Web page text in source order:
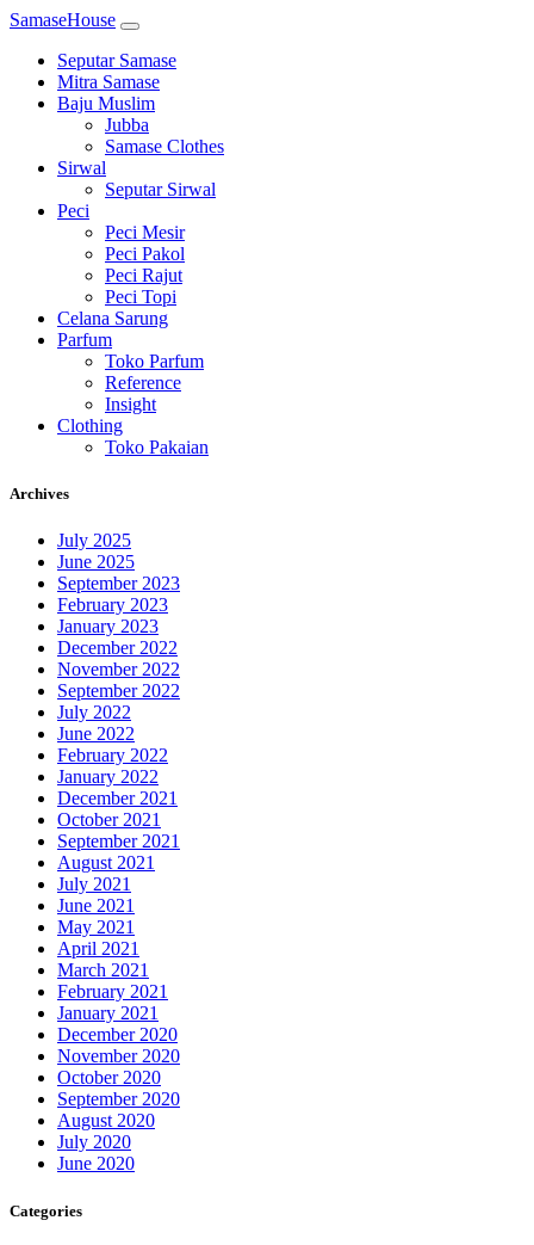
SamaseHouse
Seputar Samase
Mitra Samase
Baju Muslim
Jubba
Samase Clothes
Sirwal
Seputar Sirwal
Peci
Peci Mesir
Peci Pakol
Peci Rajut
Peci Topi
Celana Sarung
Parfum
Toko Parfum
Reference
Insight
Clothing
Toko Pakaian
Archives
July 2025
June 2025
September 2023
February 2023
January 2023
December 2022
November 2022
September 2022
July 2022
June 2022
February 2022
January 2022
December 2021
October 2021
September 2021
August 2021
July 2021
June 2021
May 2021
April 2021
March 2021
February 2021
January 2021
December 2020
November 2020
October 2020
September 2020
August 2020
July 2020
June 2020
Categories